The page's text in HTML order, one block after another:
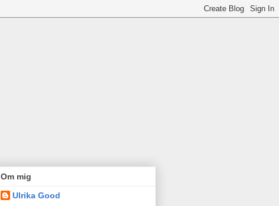
Om mig
Ulrika Good